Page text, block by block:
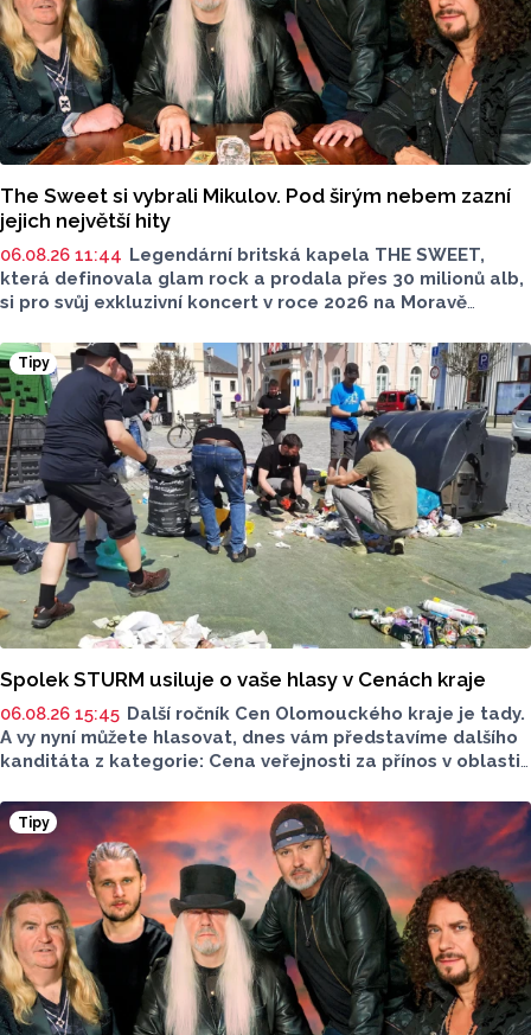
The Sweet si vybrali Mikulov. Pod širým nebem zazní
jejich největší hity
06.08.26 11:44 Legendární britská kapela THE SWEET,
která definovala glam rock a prodala přes 30 milionů alb,
si pro svůj exkluzivní koncert v roce 2026 na Moravě
v malebném Amfiteátru Mikulov.
Tipy
Spolek STURM usiluje o vaše hlasy v Cenách kraje
06.08.26 15:45 Další ročník Cen Olomouckého kraje je tady.
A vy nyní můžete hlasovat, dnes vám představíme dalšího
kanditáta z kategorie: Cena veřejnosti za přínos v oblasti
v kategorii: Významný počin v ochraně životního prostředí -
právnická osoba.
Tipy